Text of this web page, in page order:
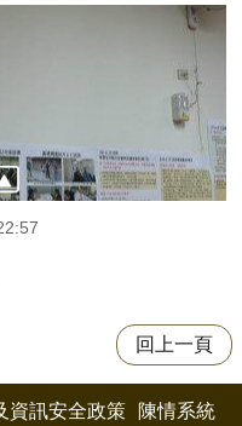
回上一頁
資訊安全政策
陳情系統